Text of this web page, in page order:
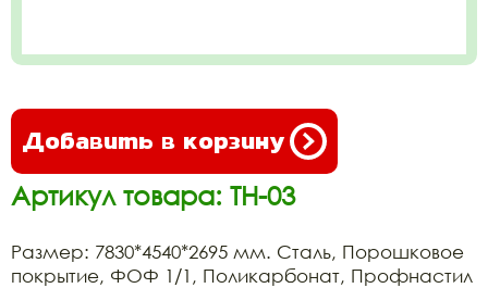
Добавить в корзину
Артикул товара: ТН-03
Размер: 7830*4540*2695 мм. Сталь, Порошковое
покрытие, ФОФ 1/1, Поликарбонат, Профнастил